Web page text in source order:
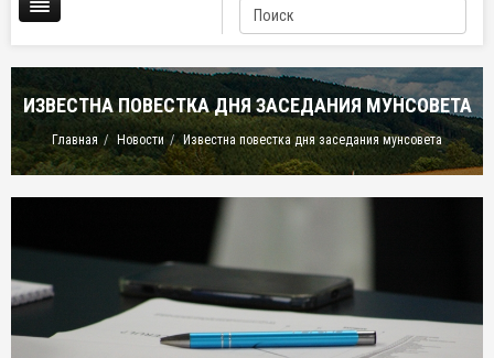
ИЗВЕСТНА ПОВЕСТКА ДНЯ ЗАСЕДАНИЯ МУНСОВЕТА
Главная Новости Известна повестка дня заседания мунсовета